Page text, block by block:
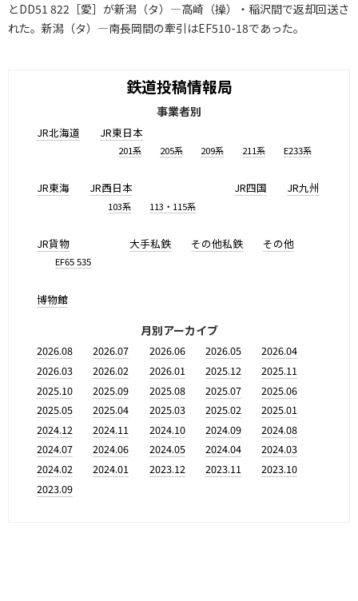
とDD51 822［愛］が新潟（タ）―高崎（操）・稲沢間で返却回送さ
れた。新潟（タ）―南長岡間の牽引はEF510-18であった。
鉄道投稿情報局
事業者別
JR北海道 JR東日本
201系 205系 209系 211系 E233系
JR東海 JR西日本
103系 113・115系
JR四国 JR九州
JR貨物
EF65 535
大手私鉄 その他私鉄 その他
博物館
月別アーカイブ
2026.08 2026.07 2026.06 2026.05
2026.04
2026.03
2026.02 2026.01 2025.12
2025.11
2025.10
2025.09 2025.08 2025.07
2025.06
2025.05
2025.04 2025.03 2025.02
2025.01
2024.12
2024.11 2024.10 2024.09
2024.08
2024.07
2024.06 2024.05 2024.04
2024.03
2024.02
2024.01 2023.12 2023.11
2023.10
2023.09